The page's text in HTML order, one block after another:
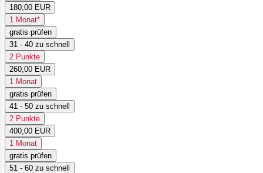
180,00 EUR
1 Monat*
gratis prüfen
31 - 40 zu schnell
2 Punkte
260,00 EUR
1 Monat
gratis prüfen
41 - 50 zu schnell
2 Punkte
400,00 EUR
1 Monat
gratis prüfen
51 - 60 zu schnell